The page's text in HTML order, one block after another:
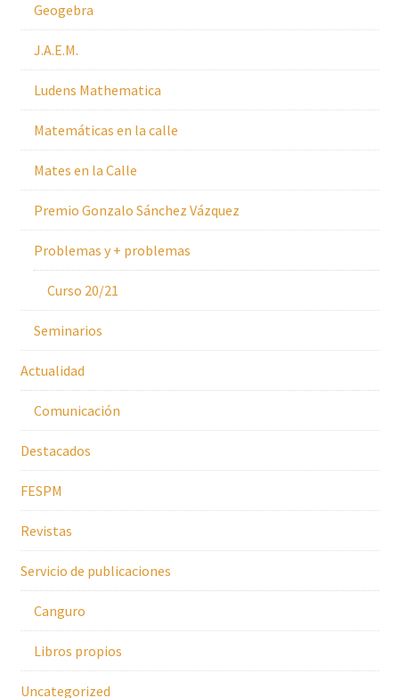
Geogebra
J.A.E.M.
Ludens Mathematica
Matemáticas en la calle
Mates en la Calle
Premio Gonzalo Sánchez Vázquez
Problemas y + problemas
Curso 20/21
Seminarios
Actualidad
Comunicación
Destacados
FESPM
Revistas
Servicio de publicaciones
Canguro
Libros propios
Uncategorized